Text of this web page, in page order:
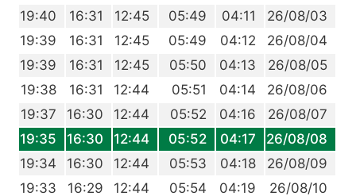
26/08/03
04:11
05:49
12:45
16:31
19:40
26/08/04
04:12
05:49
12:45
16:31
19:39
26/08/05
04:13
05:50
12:45
16:31
19:39
26/08/06
04:14
05:51
12:44
16:31
19:38
26/08/07
04:16
05:52
12:44
16:30
19:37
26/08/08
04:17
05:52
12:44
16:30
19:35
26/08/09
04:18
05:53
12:44
16:30
19:34
26/08/10
04:19
05:54
12:44
16:29
19:33